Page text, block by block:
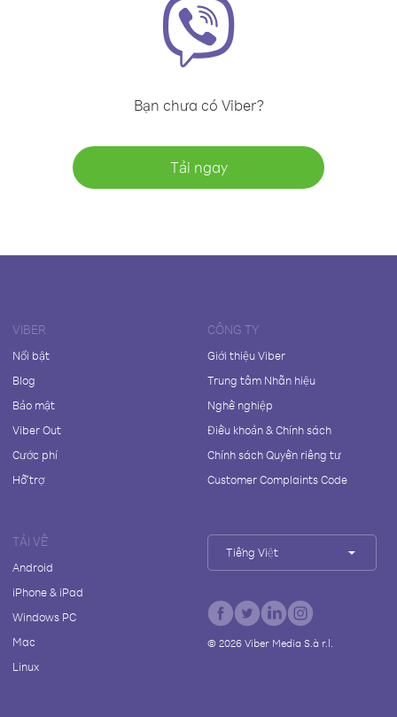
Bạn chưa có Viber?
Tải ngay
VIBER
Nổi bật
Blog
Bảo mật
Viber Out
Cước phí
Hỗ trợ
CÔNG TY
Giới thiệu Viber
Trung tâm Nhãn hiệu
Nghề nghiệp
Điều khoản & Chính sách
Chính sách Quyền riêng tư
Customer Complaints Code
TẢI VỀ
Android
iPhone & iPad
Windows PC
Mac
Linux
Tiếng Việt
© 2026Viber Media S.à r.l.